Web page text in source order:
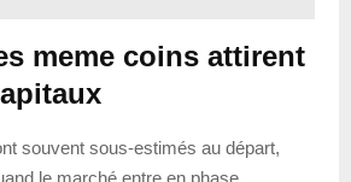
meme coins attirent
souvent sous-estimés au départ,
le marché entre en phase